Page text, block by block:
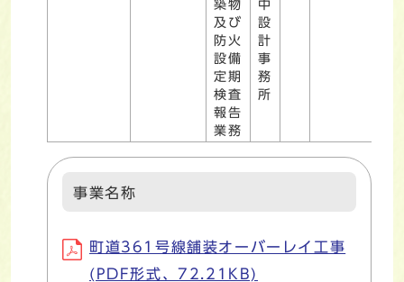
築物
及び
防火
設備
定期
検査
報告
業務
中
設
計
事
務
所
事業名称
町道361号線舗装オーバーレイ工事
(PDF形式、72.21KB)